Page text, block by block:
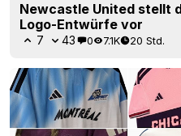
Newcastle United stellt
Logo-Entwürfe vor
7 43 0 7.1K 20 Std.